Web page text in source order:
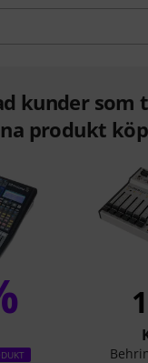
kunder som
produkt